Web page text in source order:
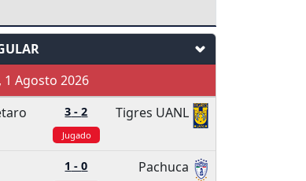
1 Agosto 2026
3 -2 Tigres UANL
Jugado
1 -0 Pachuca